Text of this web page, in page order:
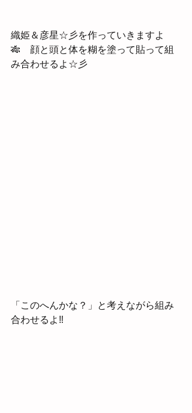
織姫＆彦星☆彡を作っていきますよ
🎋　顔と頭と体を糊を塗って貼って組
み合わせるよ☆彡
「このへんかな？」と考えながら組み
合わせるよ‼